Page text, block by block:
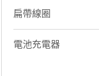
扁帶線圈
電池充電器